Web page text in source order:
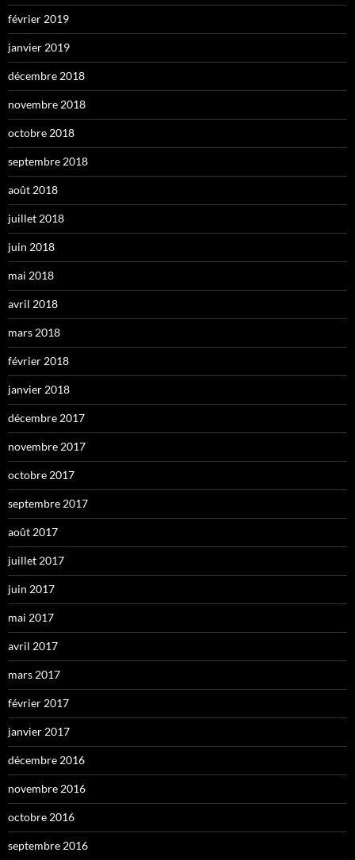
février 2019
janvier 2019
décembre 2018
novembre 2018
octobre 2018
septembre 2018
août 2018
juillet 2018
juin 2018
mai 2018
avril 2018
mars 2018
février 2018
janvier 2018
décembre 2017
novembre 2017
octobre 2017
septembre 2017
août 2017
juillet 2017
juin 2017
mai 2017
avril 2017
mars 2017
février 2017
janvier 2017
décembre 2016
novembre 2016
octobre 2016
septembre 2016